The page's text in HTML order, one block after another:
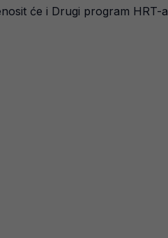
će i Drugi program HRT-